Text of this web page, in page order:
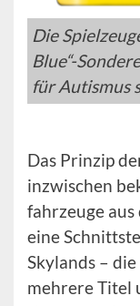
Die
Blue“-
für Autismus
Das Prinzip
inzwischen
fahrzeuge
eine
Skylands –
mehrere Titel